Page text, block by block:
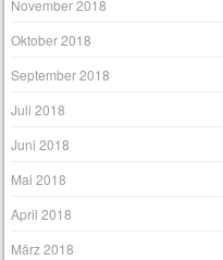
November 2018
Oktober 2018
September 2018
Juli 2018
Juni 2018
Mai 2018
April 2018
März 2018